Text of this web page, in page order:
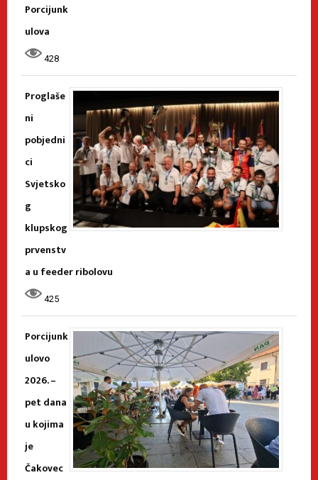
Porcijunk
ulova
428
Proglaše
ni
pobjedni
ci
Svjetsko
g
klupskog
prvenstv
a u feeder ribolovu
425
Porcijunk
ulovo
2026. –
pet dana
u kojima
je
Čakovec